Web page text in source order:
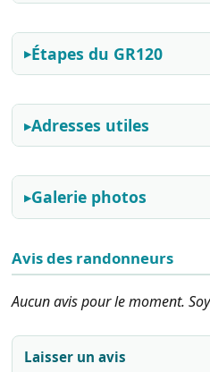
Étapes du GR120
Adresses utiles
Galerie photos
Avis des randonneurs
Aucun avis pour le moment.
Laisser un avis